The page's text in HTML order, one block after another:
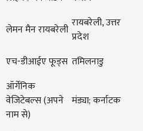
लेमन मैन रायबरेली रायबरेली, उत्तर
प्रदेश
एच-डीआईए फूड्स तमिलनाडु
ऑर्गेनिक
वेजिटेबल्स (अपने
नाम से)
मंड्या; कर्नाटक